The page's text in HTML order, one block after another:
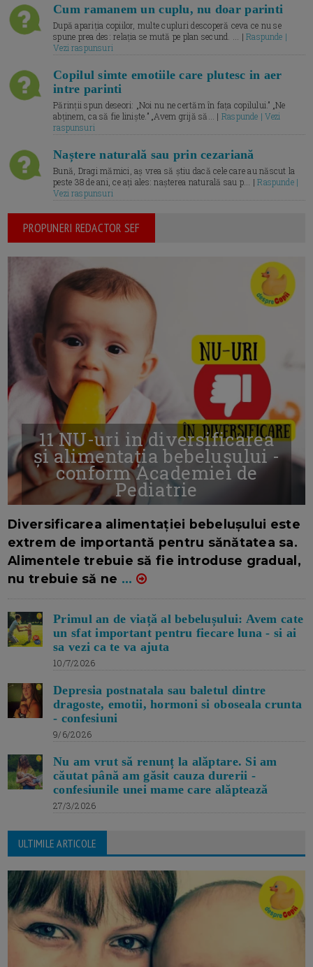
Cum ramanem un cuplu, nu doar parinti
După apariția copiilor, multe cupluri descoperă ceva ce nu se
spune prea des: relația se mută pe plan secund. ... |Raspunde |
Vezi raspunsuri
Copilul simte emotiile care plutesc in aer
intre parinti
Părinții spun deseori: „Noi nu ne certăm în fața copilului.” „Ne
abținem, ca să fie liniște.” „Avem grijă să... | Raspunde | Vezi
raspunsuri
Naștere naturală sau prin cezariană
Bună, Dragi mămici, aș vrea să știu dacă cele care au născut la
peste 38 de ani, ce ați ales: nașterea naturală sau p... |Raspunde |
Vezi raspunsuri
PROPUNERI REDACTOR SEF
11 NU-uri in diversificarea
și alimentația bebelușului -
conform Academiei de
Pediatrie
Diversificarea alimentației bebelușului este
extrem de importantă pentru sănătatea sa.
Alimentele trebuie să fie introduse gradual,
nu trebuie să ne ...
Primul an de viață al bebelușului: Avem cate
un sfat important pentru fiecare luna - si ai
sa vezi ca te va ajuta
10/7/2026
Depresia postnatala sau baletul dintre
dragoste, emotii, hormoni si oboseala crunta
- confesiuni
9/6/2026
Nu am vrut să renunț la alăptare. Si am
căutat până am găsit cauza durerii -
confesiunile unei mame care alăptează
27/3/2026
ULTIMILE ARTICOLE